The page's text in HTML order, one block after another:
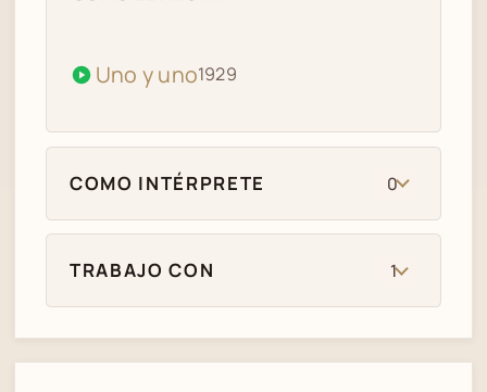
Uno y uno1929
COMO INTÉRPRETE 0
TRABAJO CON 1